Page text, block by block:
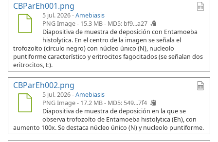
CBParEh001.png
5 jul. 2026 -Amebiasis
PNG Image - 15.3 MB - MD5: bf9...a27
Diapositiva de muestra de deposición con Entamoeba
histolytica. En el centro de la imagen se señala el
trofozoíto (círculo negro) con núcleo único (N), nucleolo
puntiforme característico y eritrocitos fagocitados (se señalan dos
eritrocitos, E).
CBParEh002.png
5 jul. 2026 -Amebiasis
PNG Image - 17.2 MB - MD5: 549...7f4
Diapositiva de muestra de deposición en la que se
observa trofozoíto de Entamoeba histolytica (Eh), con
aumento 100x. Se destaca núcleo único (N) y nucleolo puntiforme.